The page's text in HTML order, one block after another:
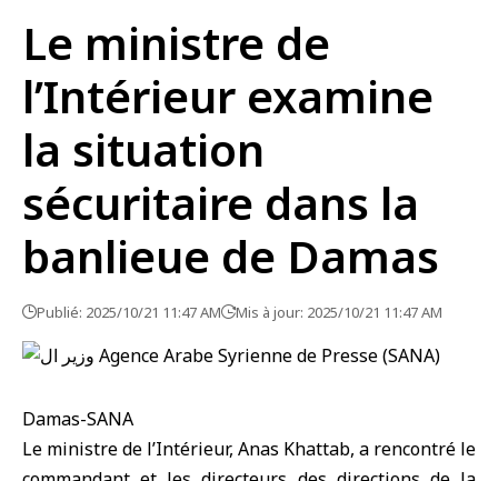
Le ministre de
l’Intérieur examine
la situation
sécuritaire dans la
banlieue de Damas
Publié: 2025/10/21 11:47 AM Mis à jour: 2025/10/21 11:47 AM
Damas-SANA
Le ministre de l’Intérieur, Anas Khattab, a rencontré le